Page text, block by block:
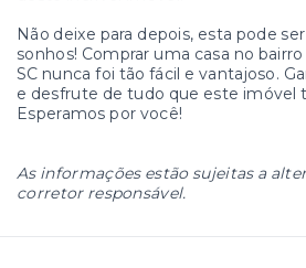
Não deixe para depois, esta pode
sonhos! Comprar uma casa no
SC nunca foi tão fácil e vantajoso.
e desfrute de tudo que este imóvel
Esperamos por você!
As informações estão sujeitas a
corretor responsável.